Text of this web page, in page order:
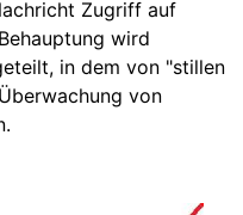
Zugriff auf
wird
in dem von "stillen
von